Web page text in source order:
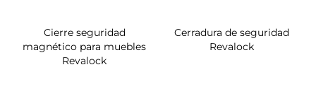
Cierre seguridad
magnético para muebles
Revalock
Cerradura de seguridad
Revalock